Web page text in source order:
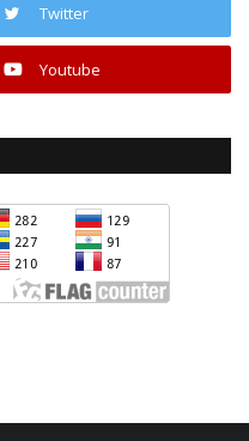
Twitter
Youtube